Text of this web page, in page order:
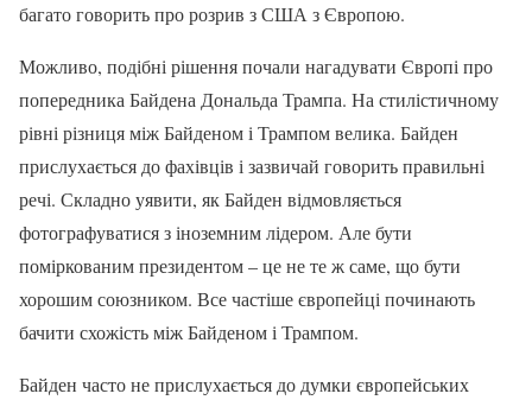
багато говорить про розрив з США з Європою.
Можливо, подібні рішення почали нагадувати Європі про
попередника Байдена Дональда Трампа. На стилістичному
рівні різниця між Байденом і Трампом велика. Байден
прислухається до фахівців і зазвичай говорить правильні
речі. Складно уявити, як Байден відмовляється
фотографуватися з іноземним лідером. Але бути
поміркованим президентом – це не те ж саме, що бути
хорошим союзником. Все частіше європейці починають
бачити схожість між Байденом і Трампом.
Байден часто не прислухається до думки європейських